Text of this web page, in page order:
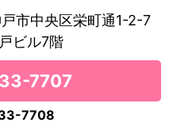
市中央区栄町通1-2-7
ビル7階
7707
7708